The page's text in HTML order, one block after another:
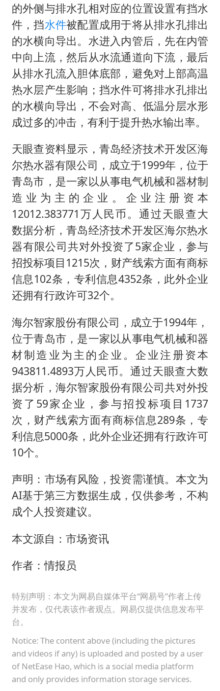
的外侧与排水孔相对应的位置设置有挡水
件，挡水件被配置成用于将从排水孔排出
的水横向导出。水进入内管后，先在内管
中向上流，然后从水流通道向下流，最后
从排水孔流入胆体底部，避免对上部高温
热水层产生影响；挡水件可将排水孔排出
的水横向导出，不会对高、低温分层水形
成过多的冲击，有利于提升热水输出率。
天眼查资料显示，青岛经济技术开发区海
尔热水器有限公司，成立于1999年，位于
青岛市，是一家以从事电气机械和器材制
造业为主的企业。企业注册资本
12012.383771万人民币。通过天眼查大
数据分析，青岛经济技术开发区海尔热水
器有限公司共对外投资了5家企业，参与
招投标项目1215次，财产线索方面有商标
信息102条，专利信息4352条，此外企业
还拥有行政许可32个。
海尔智家股份有限公司，成立于1994年，
位于青岛市，是一家以从事电气机械和器
材制造业为主的企业。企业注册资本
943811.4893万人民币。通过天眼查大数
据分析，海尔智家股份有限公司共对外投
资了59家企业，参与招投标项目1737
次，财产线索方面有商标信息289条，专
利信息5000条，此外企业还拥有行政许可
10个。
声明：市场有风险，投资需谨慎。本文为
AI基于第三方数据生成，仅供参考，不构
成个人投资建议。
本文源自：市场资讯
作者：情报员
特别声明：本文为网易自媒体平台“网易号”作者上传
并发布，仅代表该作者观点。网易仅提供信息发布平
台。
Notice: The content above (including the pictures
and videos if any) is uploaded and posted by a user
of NetEase Hao, which is a social media platform
and only provides information storage services.